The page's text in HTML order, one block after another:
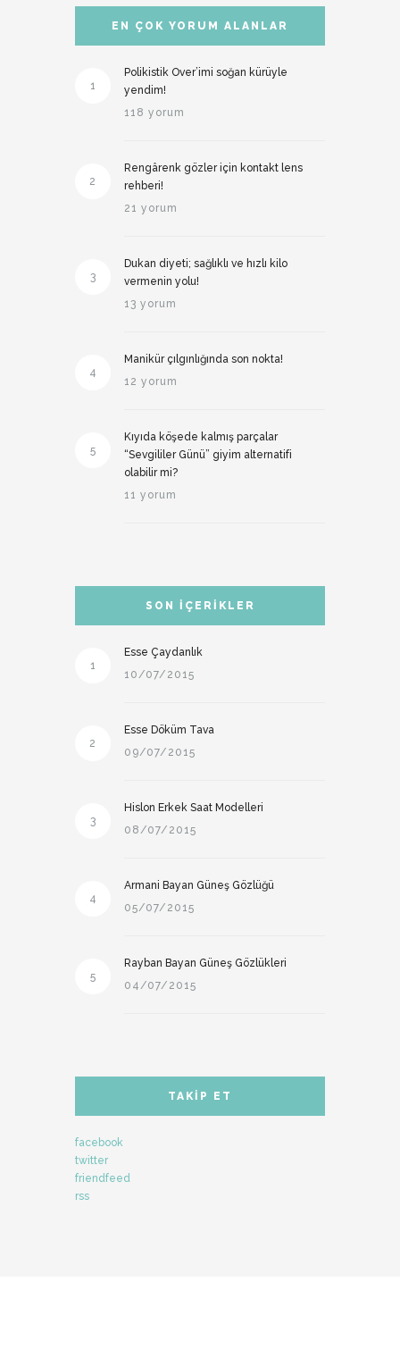
EN ÇOK YORUM ALANLAR
1
Polikistik Over’imi soğan kürüyle
yendim!
118 yorum
2
Rengârenk gözler için kontakt lens
rehberi!
21 yorum
3
Dukan diyeti; sağlıklı ve hızlı kilo
vermenin yolu!
13 yorum
4
Manikür çılgınlığında son nokta!
12 yorum
5
Kıyıda köşede kalmış parçalar
“Sevgililer Günü” giyim alternatifi
olabilir mi?
11 yorum
SON İÇERIKLER
1
Esse Çaydanlık
10/07/2015
2
Esse Döküm Tava
09/07/2015
3
Hislon Erkek Saat Modelleri
08/07/2015
4
Armani Bayan Güneş Gözlüğü
05/07/2015
5
Rayban Bayan Güneş Gözlükleri
04/07/2015
TAKIP ET
facebook
twitter
friendfeed
rss